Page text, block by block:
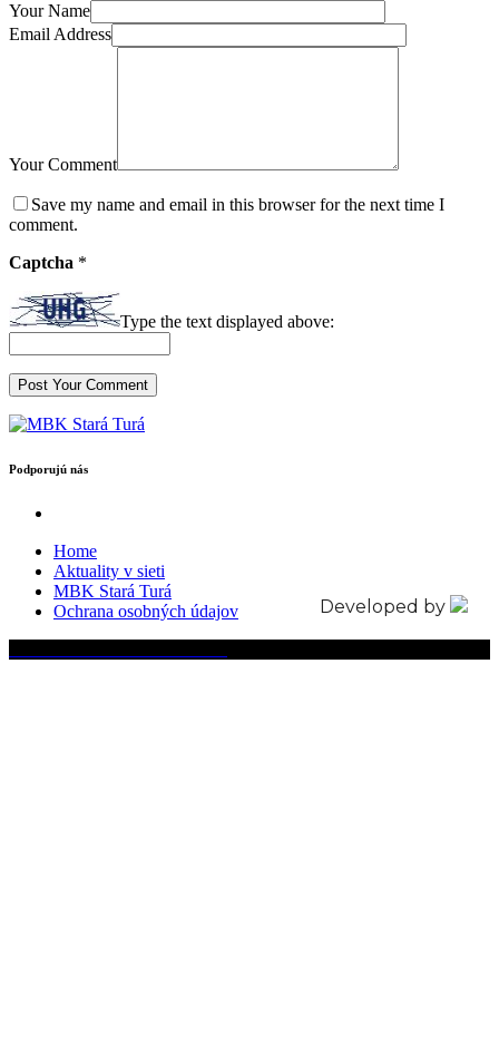
Your Name
Email Address
Your Comment
Save my name and email in this browser for the next time I
comment.
Captcha *
Type the text displayed above:
Podporujú nás
Home
Aktuality v sieti
MBK Stará Turá
Ochrana osobných údajov
Developed by